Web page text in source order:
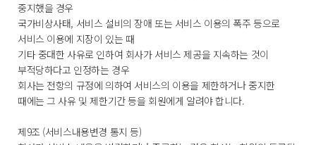
중지했을 경우
국가비상사태, 서비스 설비의 장애 또는 서비스 이용의 폭주 등으로
서비스 이용에 지장이 있는 때
기타 중대한 사유로 인하여 회사가 서비스 제공을 지속하는 것이
부적당하다고 인정하는 경우
회사는 전항의 규정에 의하여 서비스의 이용을 제한하거나 중지한
때에는 그 사유 및 제한기간 등을 회원에게 알려야 합니다.
제9조 (서비스내용변경 통지 등)